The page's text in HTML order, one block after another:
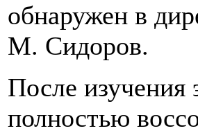
обнаружен в
М. Сидоров.
После изучения
полностью